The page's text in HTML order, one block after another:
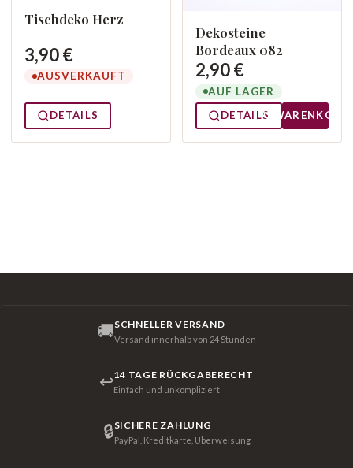
Tischdeko Herz
3,90 €
AUSVERKAUFT
DETAILS
Dekosteine
Bordeaux 082
2,90 €
AUF LAGER
DETAILS
WARENKORB
🚚SCHNELLER VERSAND
Versand innerhalb von 24 Stunden
↩14 TAGE RÜCKGABERECHT
Einfach und unkompliziert
🔒SICHERE ZAHLUNG
PayPal, Kreditkarte, Überweisung